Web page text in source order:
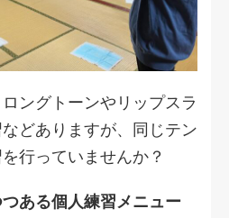
ングトーンやリップスラ
どありますが、同じテン
行っていませんか？
ある個人練習メニュー